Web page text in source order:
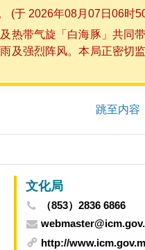
(于 2026年08月07日06时
热带气旋「白海豚」共同
及强烈阵风。本局正密切
跳至内容
文化局
（853）2836 6866
http://